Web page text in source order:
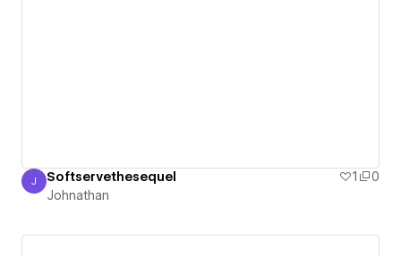
Johnathan
J Softservethesequel 1
0
Johnathan